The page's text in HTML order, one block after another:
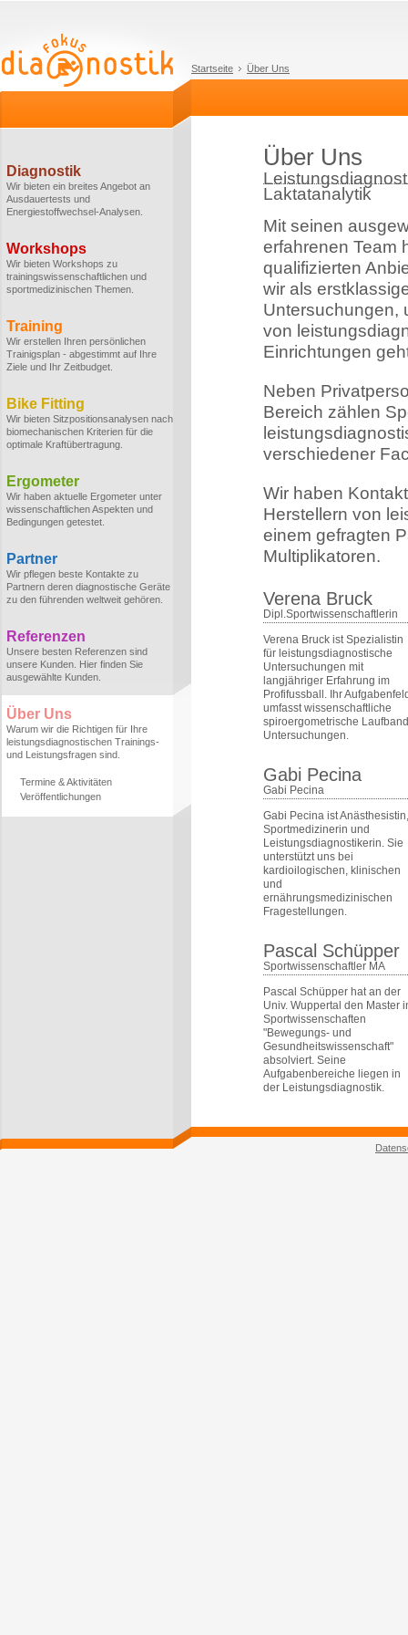
Startseite Über Uns
Diagnostik
Wir bieten ein breites Angebot an
Ausdauertests und
Energiestoffwechsel-Analysen.
Workshops
Wir bieten Workshops zu
trainingswissenschaftlichen und
sportmedizinischen Themen.
Training
Wir erstellen Ihren persönlichen
Trainigsplan - abgestimmt auf Ihre
Ziele und Ihr Zeitbudget.
Bike Fitting
Wir bieten Sitzpositionsanalysen nach
biomechanischen Kriterien für die
optimale Kraftübertragung.
Ergometer
Wir haben aktuelle Ergometer unter
wissenschaftlichen Aspekten und
Bedingungen getestet.
Partner
Wir pflegen beste Kontakte zu
Partnern deren diagnostische Geräte
zu den führenden weltweit gehören.
Referenzen
Unsere besten Referenzen sind
unsere Kunden. Hier finden Sie
ausgewählte Kunden.
Über Uns
Warum wir die Richtigen für Ihre
leistungsdiagnostischen Trainings-
und Leistungsfragen sind.
Termine & Aktivitäten
Veröffentlichungen
Über Uns
Laktatanalytik
Mit seinen
erfahrenen Team
qualifizierten
wir als
Untersuchungen,
von
Einrichtungen
Neben
Bereich zählen
verschiedener
Wir haben
Herstellern von
einem gefragten
Multiplikatoren.
Verena Bruck
Dipl.Sportwissenschaftlerin
Verena Bruck ist Spezialistin
für leistungsdiagnostische
Untersuchungen mit
langjähriger Erfahrung im
Profifussball. Ihr
umfasst wissenschaftliche
spiroergometrische
Untersuchungen.
Gabi Pecina
Gabi Pecina
Gabi Pecina ist Anästhesistin,
Sportmedizinerin und
Leistungsdiagnostikerin. Sie
unterstützt uns bei
kardioilogischen, klinischen
und
ernährungsmedizinischen
Fragestellungen.
Pascal Schüpper
Sportwissenschaftler MA
Pascal Schüpper hat an der
Univ. Wuppertal den Master
Sportwissenschaften
"Bewegungs- und
Gesundheitswissenschaft"
absolviert. Seine
Aufgabenbereiche liegen in
der Leistungsdiagnostik.